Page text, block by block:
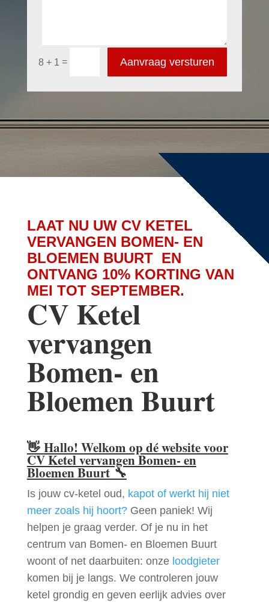
8 + 1 = Aanvraag versturen
LAAT NU UW CV KETEL
VERVANGEN BOMEN- EN
BLOEMEN BUURT EN
ONTVANG 10% KORTING VAN
MEI TOT SEPTEMBER.
CV Ketel
vervangen
Bomen- en
Bloemen Buurt
👋 Hallo! Welkom op dé website voor
CV Ketel vervangen Bomen- en
Bloemen Buurt🔧
Is jouw cv-ketel oud, kapot of werkt hij niet
meer zoals hij hoort?Geen paniek! Wij
helpen je graag verder. Of je nu in het
centrum van Bomen- en Bloemen Buurt
woont of net daarbuiten: onze loodgieter
komen bij je langs. We controleren jouw
ketel grondig en geven eerlijk advies over